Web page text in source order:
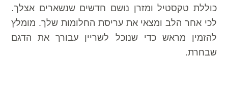
כוללת טקסטיל ומזרן נושם חדשים שנשארים אצלך.
לכי אחר הלב ומצאי את עריסת החלומות שלך. מומלץ
להזמין מראש כדי שנוכל לשריין עבורך את הדגם
שבחרת.